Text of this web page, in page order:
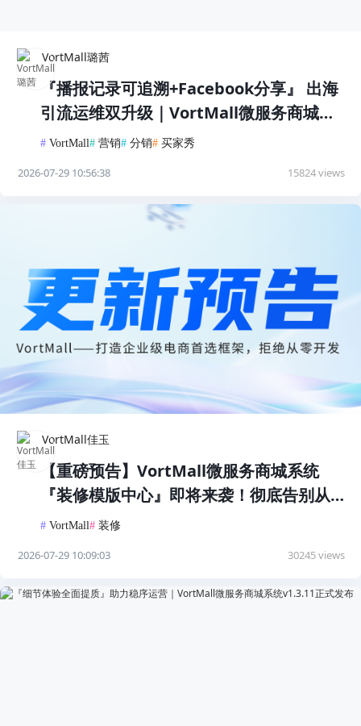
VortMall璐茜
『播报记录可追溯+Facebook分享』 出海
引流运维双升级｜VortMall微服务商城系
统v1.3.12正式发布
# VortMall# 营销# 分销# 买家秀
2026-07-29 10:56:38 15824 views
VortMall佳玉
【重磅预告】VortMall微服务商城系统
『装修模版中心』即将来袭！彻底告别从
零搭建
# VortMall# 装修
2026-07-29 10:09:03 30245 views